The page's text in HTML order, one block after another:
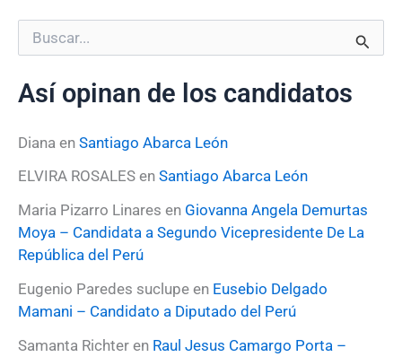
u
c
p
r
Así opinan de los candidatos
Diana en Santiago Abarca León
ELVIRA ROSALES en Santiago Abarca León
Maria Pizarro Linares en Giovanna Angela Demurtas
Moya – Candidata a Segundo Vicepresidente De La
República del Perú
Eugenio Paredes suclupe en Eusebio Delgado
Mamani – Candidato a Diputado del Perú
Samanta Richter en Raul Jesus Camargo Porta –